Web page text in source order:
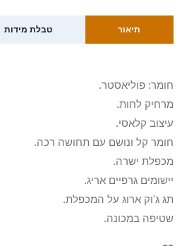
תיאור טבלת מידות
חומר: פוליאסטר.
מרחיק לחות.
עיצוב קלאסי.
חומר קל ונושם עם תחושה רכה.
מכפלת ישרה.
יישומים גרפיים אריג.
תג ג'וק ארוג על המכפלת.
שטיפה במכונה.